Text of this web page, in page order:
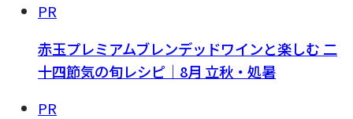
PR
赤玉プレミアムブレンデッドワインと楽しむ 二
十四節気の旬レシピ｜8月 立秋・処暑
PR